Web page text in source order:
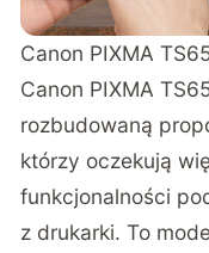
Canon PIXMA
Canon PIXMA
rozbudowaną
którzy oczekują
funkcjonalności
z drukarki. To